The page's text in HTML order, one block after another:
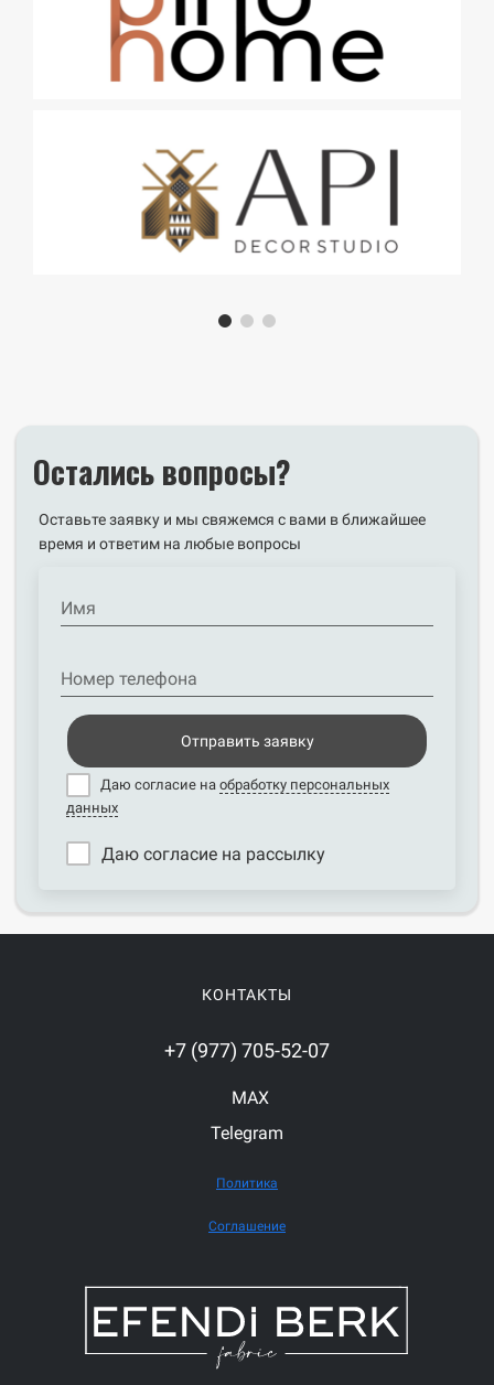
Остались вопросы?
Оставьте заявку и мы свяжемся с вами в ближайшее
время и ответим на любые вопросы
Имя
Номер телефона
Отправить заявку
Даю согласие на обработку персональных
данных
Даю согласие на рассылку
КОНТАКТЫ
+7 (977) 705-52-07
MAX
Telegram
Политика
Соглашение